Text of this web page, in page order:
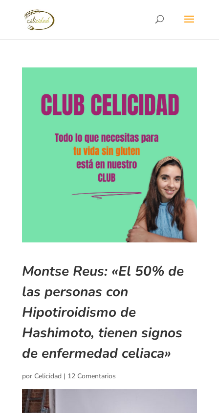
Montse Reus: «El 50% de
las personas con
Hipotiroidismo de
Hashimoto, tienen signos
de enfermedad celiaca»
por Celicidad| 12 Comentarios